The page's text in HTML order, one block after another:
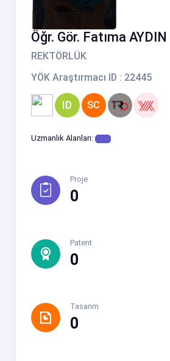
Öğr. Gör. Fatıma AYDIN
REKTÖRLÜK
YÖK Araştırmacı ID : 22445
ID SC
Uzmanlık Alanları:
Proje
0
Patent
0
Tasarım
0